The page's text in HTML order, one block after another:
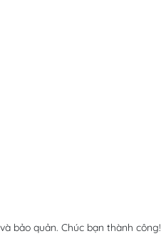
bảo quản. Chúc bạn thành công!